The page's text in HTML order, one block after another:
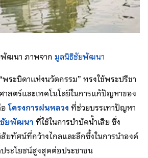
ฒนา ภาพจากมูลนิธิชัยพัฒนา
ระบิดาแห่งนวัตกรรม” ทรงใช้พระปรีชา
าสตร์และเทคโนโลยีในการแก้ปัญหาของ
โครงการฝนหลวงที่ช่วยบรรเทาปัญหา
ยพัฒนาที่ใช้ในการบำบัดน้ำเสีย ซึ่ง
ยทัศน์ที่กว้างไกลและลึกซึ้งในการนำองค์
ระโยชน์สูงสุดต่อประชาชน